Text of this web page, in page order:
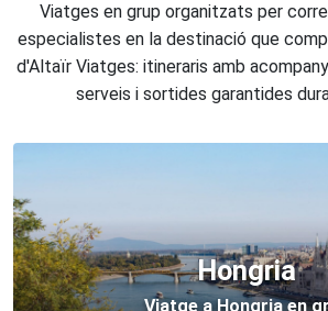
Viatges en grup organitzats per
especialistes en la destinació que
d'Altaïr Viatges: itineraris amb
serveis i sortides garantides
Hongria
Viatge a Hongria en